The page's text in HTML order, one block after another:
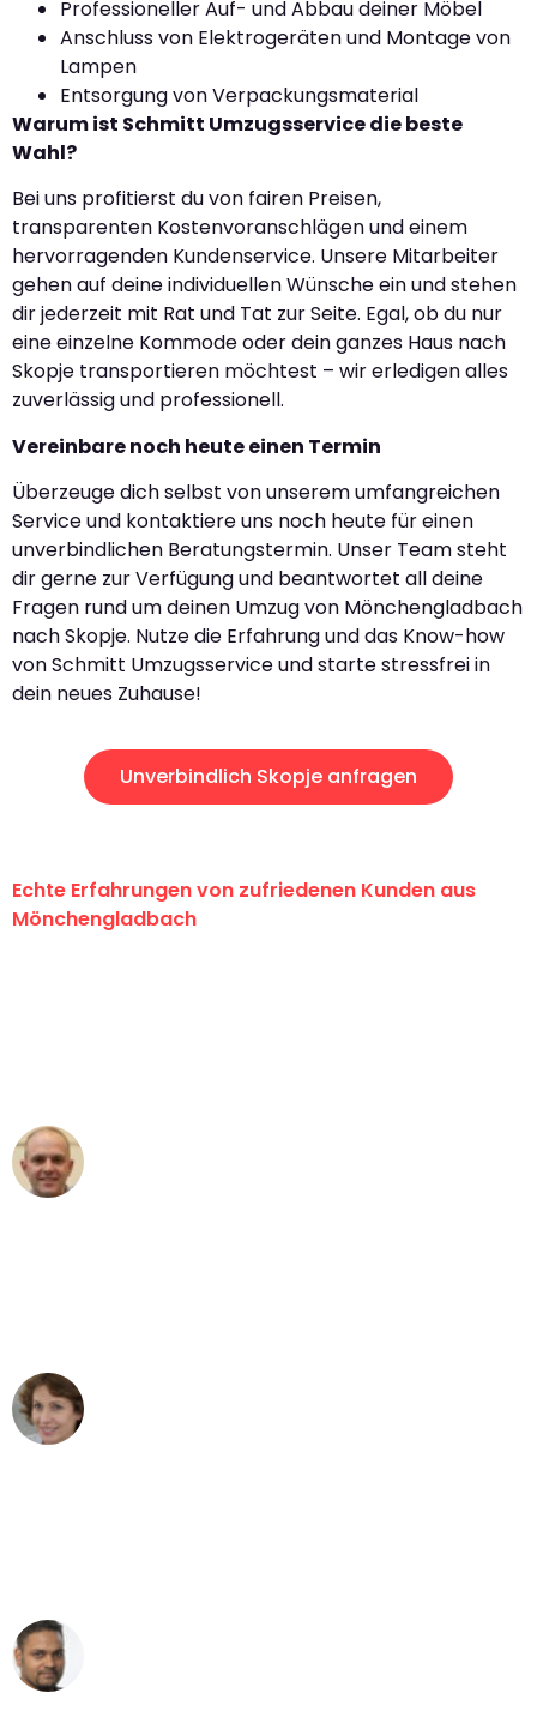
Professioneller Auf- und Abbau deiner Möbel
Anschluss von Elektrogeräten und Montage von
Lampen
Entsorgung von Verpackungsmaterial
Warum ist Schmitt Umzugsservice die beste
Wahl?
Bei uns profitierst du von fairen Preisen,
transparenten Kostenvoranschlägen und einem
hervorragenden Kundenservice. Unsere Mitarbeiter
gehen auf deine individuellen Wünsche ein und stehen
dir jederzeit mit Rat und Tat zur Seite. Egal, ob du nur
eine einzelne Kommode oder dein ganzes Haus nach
Skopje transportieren möchtest – wir erledigen alles
zuverlässig und professionell.
Vereinbare noch heute einen Termin
Überzeuge dich selbst von unserem umfangreichen
Service und kontaktiere uns noch heute für einen
unverbindlichen Beratungstermin. Unser Team steht
dir gerne zur Verfügung und beantwortet all deine
Fragen rund um deinen Umzug von Mönchengladbach
nach Skopje. Nutze die Erfahrung und das Know-how
von Schmitt Umzugsservice und starte stressfrei in
dein neues Zuhause!
Unverbindlich Skopje anfragen
Echte Erfahrungen von zufriedenen Kunden aus
Mönchengladbach